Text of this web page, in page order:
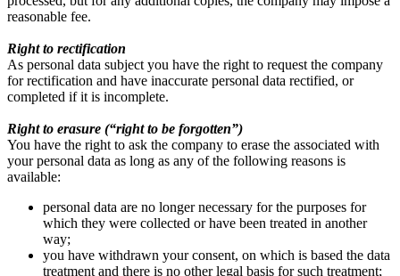
reasonable fee.
Right to rectification
As personal data subject you have the right to request the company
for rectification and have inaccurate personal data rectified, or
completed if it is incomplete.
Right to erasure (“right to be forgotten”)
You have the right to ask the company to erase the associated with
your personal data as long as any of the following reasons is
available:
personal data are no longer necessary for the purposes for
which they were collected or have been treated in another
way;
you have withdrawn your consent, on which is based the data
treatment and there is no other legal basis for such treatment;